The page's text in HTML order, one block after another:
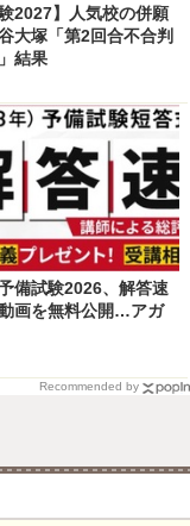
験2027】人気校の併願
大塚「第2回合不合判
結果
備試験2026、解答速
画を無料公開…アガ
Recommended by